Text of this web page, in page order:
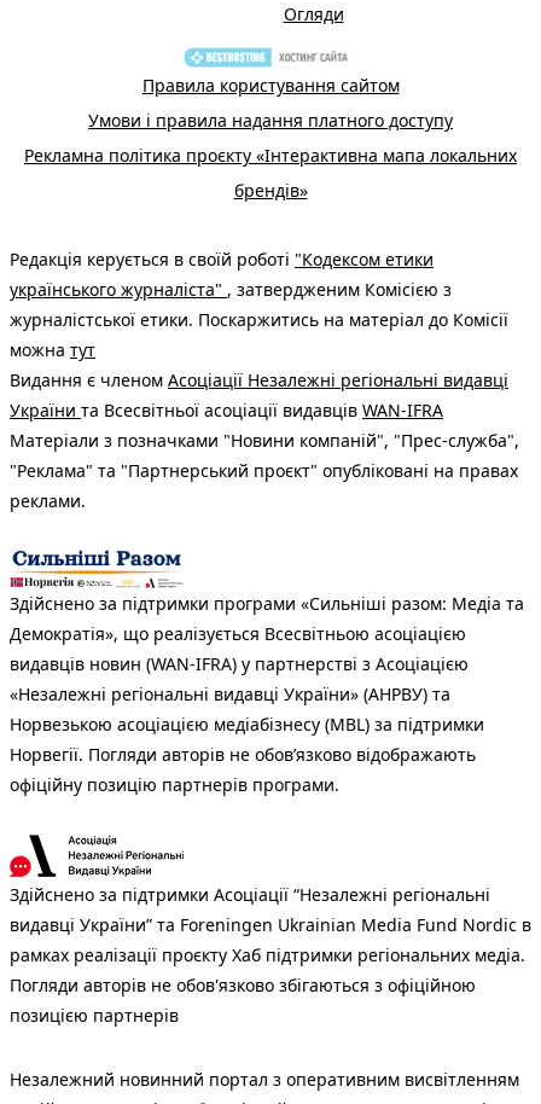
Огляди
Правила користування сайтом
Умови і правила надання платного доступу
Рекламна політика проєкту «Інтерактивна мапа локальних
брендів»
Редакція керується в своїй роботі "Кодексом етики
українського журналіста" , затвердженим Комісією з
журналістської етики. Поскаржитись на матеріал до Комісії
можна тут
Видання є членом Асоціації Незалежні регіональні видавці
України та Всесвітньої асоціації видавців WAN-IFRA
Матеріали з позначками "Новини компаній", "Прес-служба",
"Реклама" та "Партнерський проєкт" опубліковані на правах
реклами.
Здійснено за підтримки програми «Сильніші разом: Медіа та
Демократія», що реалізується Всесвітньою асоціацією
видавців новин (WAN-IFRA) у партнерстві з Асоціацією
«Незалежні регіональні видавці України» (АНРВУ) та
Норвезькою асоціацією медіабізнесу (MBL) за підтримки
Норвегії. Погляди авторів не обов’язково відображають
офіційну позицію партнерів програми.
Здійснено за підтримки Асоціації “Незалежні регіональні
видавці України” та Foreningen Ukrainian Media Fund Nordic в
рамках реалізації проєкту Хаб підтримки регіональних медіа.
Погляди авторів не обов'язково збігаються з офіційною
позицією партнерів
Незалежний новинний портал з оперативним висвітленням